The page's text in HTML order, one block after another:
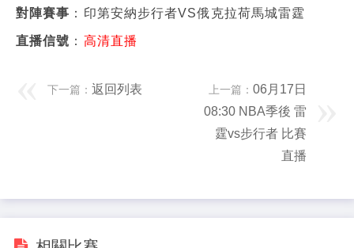
對陣賽事 ：印第安納步行者VS俄克拉荷馬城雷霆
直播信號 ： 高清直播
下一篇： 返回列表 上一篇： 06月17日
08:30 NBA季後 雷
霆vs步行者 比賽
直播